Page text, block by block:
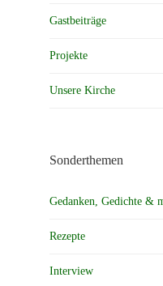
Gastbeiträge
Projekte
Unsere Kirche
Sonderthemen
Gedanken, Gedichte &
Rezepte
Interview